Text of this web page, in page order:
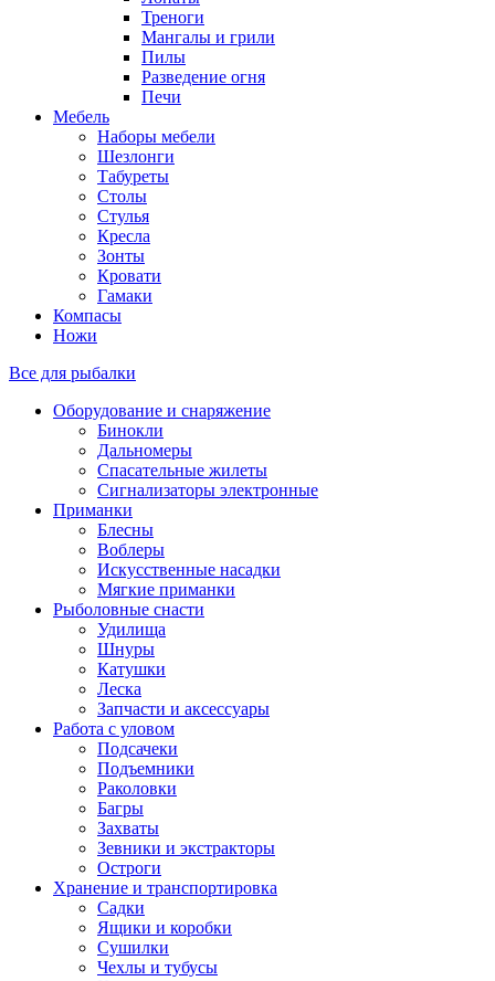
Треноги
Мангалы и грили
Пилы
Разведение огня
Печи
Мебель
Наборы мебели
Шезлонги
Табуреты
Столы
Стулья
Кресла
Зонты
Кровати
Гамаки
Компасы
Ножи
Все для рыбалки
Оборудование и снаряжение
Бинокли
Дальномеры
Спасательные жилеты
Сигнализаторы электронные
Приманки
Блесны
Воблеры
Искусственные насадки
Мягкие приманки
Рыболовные снасти
Удилища
Шнуры
Катушки
Леска
Запчасти и аксессуары
Работа с уловом
Подсачеки
Подъемники
Раколовки
Багры
Захваты
Зевники и экстракторы
Остроги
Хранение и транспортировка
Садки
Ящики и коробки
Сушилки
Чехлы и тубусы